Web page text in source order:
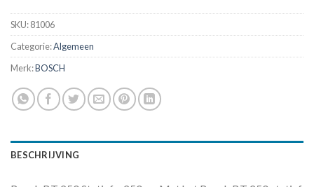
SKU:81006
Categorie:Algemeen
Merk:BOSCH
BESCHRIJVING